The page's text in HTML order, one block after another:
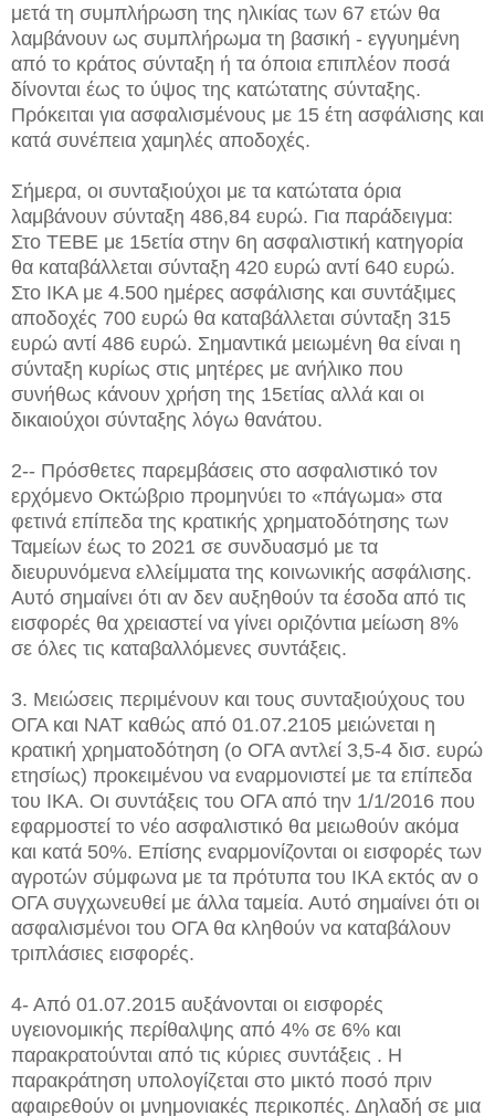
μετά τη συμπλήρωση της ηλικίας των 67 ετών θα
λαμβάνουν ως συμπλήρωμα τη βασική - εγγυημένη
από το κράτος σύνταξη ή τα όποια επιπλέον ποσά
δίνονται έως το ύψος της κατώτατης σύνταξης.
Πρόκειται για ασφαλισμένους με 15 έτη ασφάλισης και
κατά συνέπεια χαμηλές αποδοχές.
Σήμερα, οι συνταξιούχοι με τα κατώτατα όρια
λαμβάνουν σύνταξη 486,84 ευρώ. Για παράδειγμα:
Στο TEBE με 15ετία στην 6η ασφαλιστική κατηγορία
θα καταβάλλεται σύνταξη 420 ευρώ αντί 640 ευρώ.
Στο IKA με 4.500 ημέρες ασφάλισης και συντάξιμες
αποδοχές 700 ευρώ θα καταβάλλεται σύνταξη 315
ευρώ αντί 486 ευρώ. Σημαντικά μειωμένη θα είναι η
σύνταξη κυρίως στις μητέρες με ανήλικο που
συνήθως κάνουν χρήση της 15ετίας αλλά και οι
δικαιούχοι σύνταξης λόγω θανάτου.
2-- Πρόσθετες παρεμβάσεις στο ασφαλιστικό τον
ερχόμενο Οκτώβριο προμηνύει το «πάγωμα» στα
φετινά επίπεδα της κρατικής χρηματοδότησης των
Ταμείων έως το 2021 σε συνδυασμό με τα
διευρυνόμενα ελλείμματα της κοινωνικής ασφάλισης.
Αυτό σημαίνει ότι αν δεν αυξηθούν τα έσοδα από τις
εισφορές θα χρειαστεί να γίνει οριζόντια μείωση 8%
σε όλες τις καταβαλλόμενες συντάξεις.
3. Μειώσεις περιμένουν και τους συνταξιούχους του
ΟΓΑ και ΝΑΤ καθώς από 01.07.2105 μειώνεται η
κρατική χρηματοδότηση (ο ΟΓΑ αντλεί 3,5-4 δισ. ευρώ
ετησίως) προκειμένου να εναρμονιστεί με τα επίπεδα
του ΙΚΑ. Οι συντάξεις του ΟΓΑ από την 1/1/2016 που
εφαρμοστεί το νέο ασφαλιστικό θα μειωθούν ακόμα
και κατά 50%. Επίσης εναρμονίζονται οι εισφορές των
αγροτών σύμφωνα με τα πρότυπα του ΙΚΑ εκτός αν ο
ΟΓΑ συγχωνευθεί με άλλα ταμεία. Αυτό σημαίνει ότι οι
ασφαλισμένοι του ΟΓΑ θα κληθούν να καταβάλουν
τριπλάσιες εισφορές.
4- Από 01.07.2015 αυξάνονται οι εισφορές
υγειονομικής περίθαλψης από 4% σε 6% και
παρακρατούνται από τις κύριες συντάξεις . Η
παρακράτηση υπολογίζεται στο μικτό ποσό πριν
αφαιρεθούν οι μνημονιακές περικοπές. Δηλαδή σε μια